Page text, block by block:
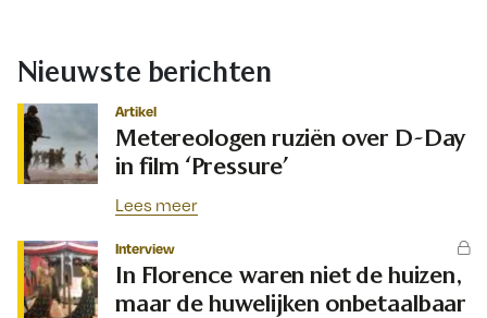
Nieuwste berichten
Artikel
Metereologen ruziën over D-Day
in film ‘Pressure’
Lees meer
Interview
In Florence waren niet de huizen,
maar de huwelijken onbetaalbaar